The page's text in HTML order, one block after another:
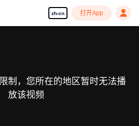
zh-cn 打开App
制，您所在的地区暂时无法播
放该视频